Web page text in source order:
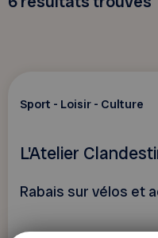
Sport - Loisir - Culture
L'Atelier
Rabais sur vélos et